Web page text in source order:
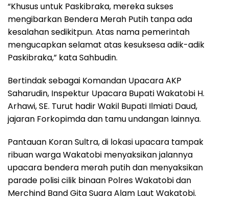
“Khusus untuk Paskibraka, mereka sukses
mengibarkan Bendera Merah Putih tanpa ada
kesalahan sedikitpun. Atas nama pemerintah
mengucapkan selamat atas kesuksesa adik-adik
Paskibraka,” kata Sahbudin.
Bertindak sebagai Komandan Upacara AKP
Saharudin, Inspektur Upacara Bupati Wakatobi H.
Arhawi, SE. Turut hadir Wakil Bupati Ilmiati Daud,
jajaran Forkopimda dan tamu undangan lainnya.
Pantauan Koran Sultra, di lokasi upacara tampak
ribuan warga Wakatobi menyaksikan jalannya
upacara bendera merah putih dan menyaksikan
parade polisi cilik binaan Polres Wakatobi dan
Merchind Band Gita Suara Alam Laut Wakatobi.